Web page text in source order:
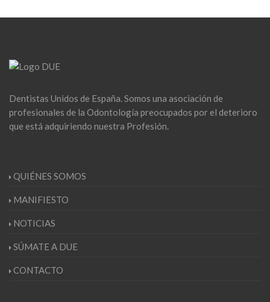
Dentistas Unidos de España. Somos una asociación de
profesionales de la Odontología preocupados por el deterioro
que está adquiriendo nuestra Profesión.
QUIÉNES SOMOS
MANIFIESTO
NOTICIAS
SÚMATE A DUE
CONTACTO